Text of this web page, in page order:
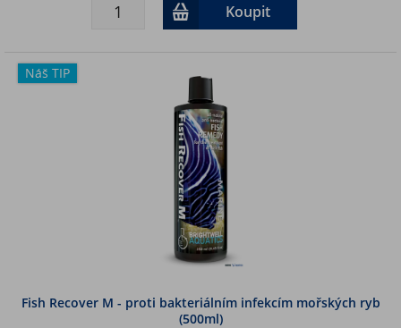
Koupit
Náš TIP
Fish Recover M - proti bakteriálním infekcím mořských ryb
(500ml)